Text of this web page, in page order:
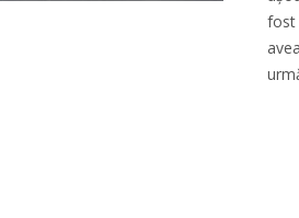
fost